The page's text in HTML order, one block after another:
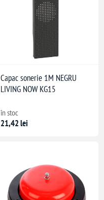
Capac sonerie 1M NEGRU
LIVING NOW KG15
în stoc
21,42 lei